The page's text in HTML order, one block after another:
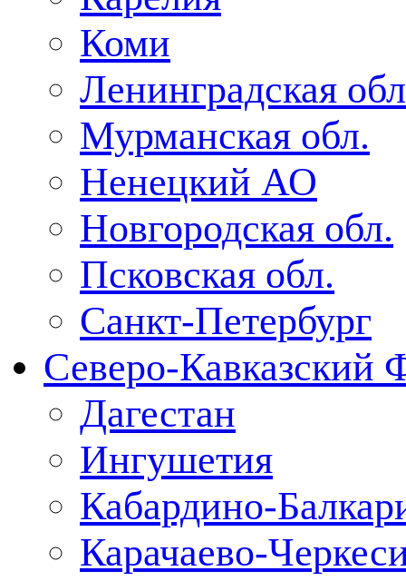
Коми
Ленинградская
Мурманская обл.
Ненецкий АО
Новгородская обл.
Псковская обл.
Санкт-Петербург
Северо-Кавказский
Дагестан
Ингушетия
Кабардино-
Карачаево-